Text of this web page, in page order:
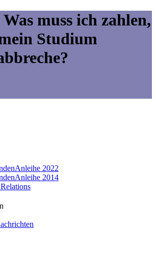
muss ich zahlen,
Studium
2022
2014